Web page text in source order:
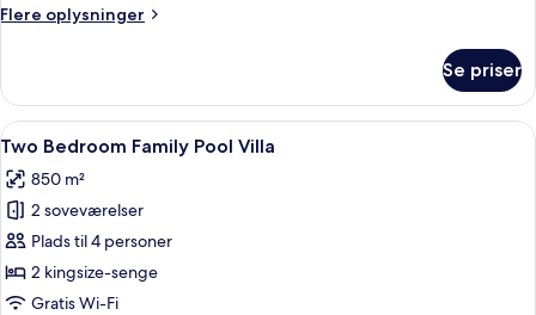
Flere oplysninger
Flere
Pool
Suite
Se priser
Indlæs
alle
billeder
af
Two
Bedroom
Family
En swimmingpool med liggestole
14
Two Bedroom Family Pool Villa
850 m²
2 soveværelser
Plads til 4 personer
2 kingsize-senge
Gratis Wi-Fi